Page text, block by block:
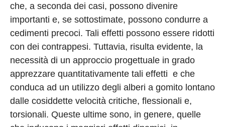
che, a seconda dei casi, possono divenire
importanti e, se sottostimate, possono condurre a
cedimenti precoci. Tali effetti possono essere ridotti
con dei contrappesi. Tuttavia, risulta evidente, la
necessità di un approccio progettuale in grado
apprezzare quantitativamente tali effetti e che
conduca ad un utilizzo degli alberi a gomito lontano
dalle cosiddette velocità critiche, flessionali e,
torsionali. Queste ultime sono, in genere, quelle